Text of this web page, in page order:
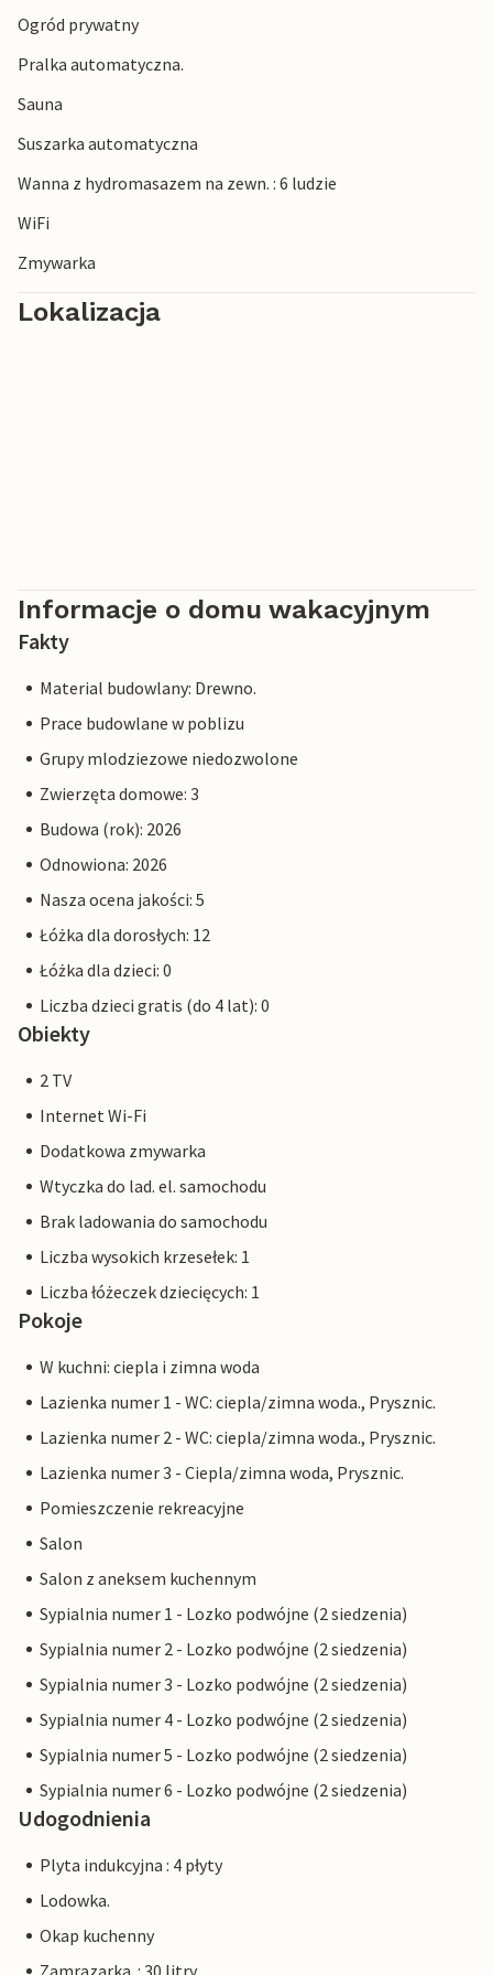
Ogród prywatny
Pralka automatyczna.
Sauna
Suszarka automatyczna
Wanna z hydromasazem na zewn. : 6 ludzie
WiFi
Zmywarka
Lokalizacja
Informacje o domu wakacyjnym
Fakty
Material budowlany: Drewno.
Prace budowlane w poblizu
Grupy mlodziezowe niedozwolone
Zwierzęta domowe: 3
Budowa (rok): 2026
Odnowiona: 2026
Nasza ocena jakości: 5
Łóżka dla dorosłych: 12
Łóżka dla dzieci: 0
Liczba dzieci gratis (do 4 lat): 0
Obiekty
2 TV
Internet Wi-Fi
Dodatkowa zmywarka
Wtyczka do lad. el. samochodu
Brak ladowania do samochodu
Liczba wysokich krzesełek: 1
Liczba łóżeczek dziecięcych: 1
Pokoje
W kuchni: ciepla i zimna woda
Lazienka numer 1 - WC: ciepla/zimna woda., Prysznic.
Lazienka numer 2 - WC: ciepla/zimna woda., Prysznic.
Lazienka numer 3 - Ciepla/zimna woda, Prysznic.
Pomieszczenie rekreacyjne
Salon
Salon z aneksem kuchennym
Sypialnia numer 1 - Lozko podwójne (2 siedzenia)
Sypialnia numer 2 - Lozko podwójne (2 siedzenia)
Sypialnia numer 3 - Lozko podwójne (2 siedzenia)
Sypialnia numer 4 - Lozko podwójne (2 siedzenia)
Sypialnia numer 5 - Lozko podwójne (2 siedzenia)
Sypialnia numer 6 - Lozko podwójne (2 siedzenia)
Udogodnienia
Plyta indukcyjna : 4 płyty
Lodowka.
Okap kuchenny